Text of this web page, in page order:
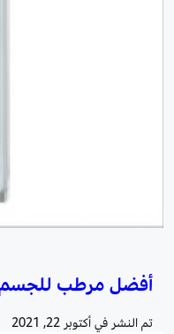
أفضل مرطب للجسم
تم النشر فيأكتوبر 22, 2021